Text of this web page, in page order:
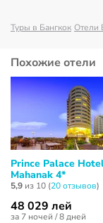
Туры в Бангкок Отели
Похожие отели
Prince Palace
Mahanak 4*
5,9 из 10 (20 отзывов)
48 029 лей
за 7 ночей / 8 дней